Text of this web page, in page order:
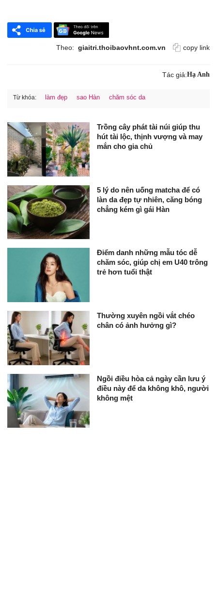
Theo: giaitri.thoibaovhnt.com.vn copy link
Tác giả:Hạ Anh
Từ khóa: làm đẹp sao Hàn chăm sóc da
Trồng cây phát tài núi giúp thu
hút tài lộc, thịnh vượng và may
mắn cho gia chủ
5 lý do nên uống matcha để có
làn da đẹp tự nhiên, căng bóng
chẳng kém gì gái Hàn
Điểm danh những mẫu tóc dễ
chăm sóc, giúp chị em U40 trông
trẻ hơn tuổi thật
Thường xuyên ngồi vắt chéo
chân có ảnh hưởng gì?
Ngồi điều hòa cả ngày cần lưu ý
điều này để da không khô, người
không mệt